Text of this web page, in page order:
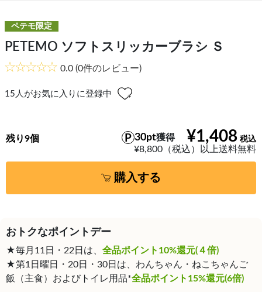
ペテモ限定
PETEMO ソフトスリッカーブラシ Ｓ
0.0 (0件のレビュー)
15 人がお気に入りに登録中
¥1,408
30pt獲得
¥8,800（税込）以上送料無料
残り9個
購入する
おトクなポイントデー
★毎月11日・22日は、 全品ポイント10%還元(４倍)
★第1日曜日・20日・30日は、わんちゃん・ねこちゃんご
飯（主食）およびトイレ用品*全品ポイント15%還元(6倍)